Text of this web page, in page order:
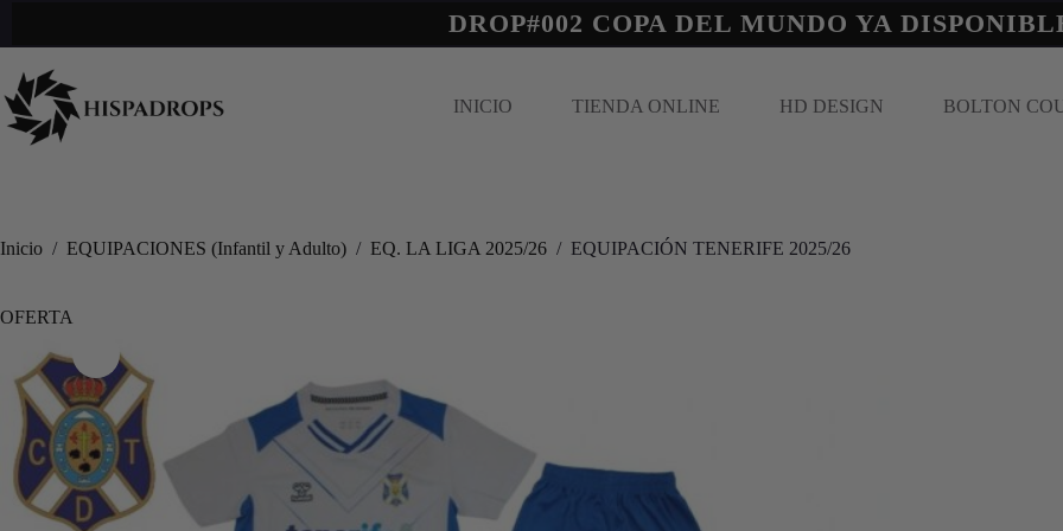
DROP#002 COPA DEL MUNDO YA
INICIO TIENDA ONLINE HD DESIGN BOLTON
Inicio / EQUIPACIONES (Infantil y Adulto) / EQ. LA LIGA 2025/26 / EQUIPACIÓN TENERIFE 2025/26
OFERTA